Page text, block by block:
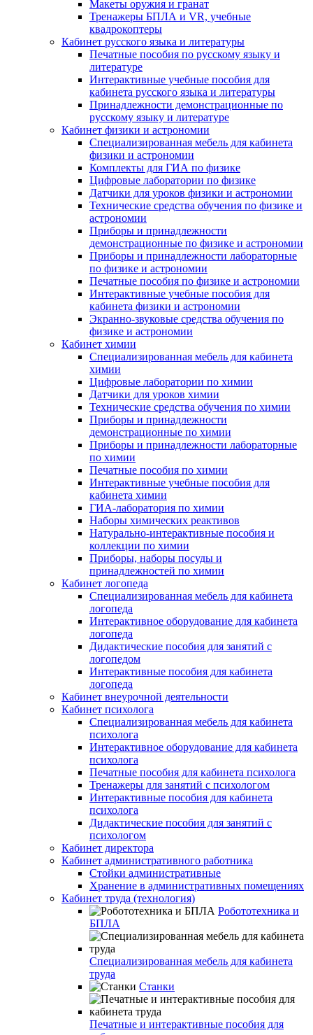
Макеты оружия и гранат
Тренажеры БПЛА и VR, учебные
квадрокоптеры
Кабинет русского языка и литературы
Печатные пособия по русскому языку и
литературе
Интерактивные учебные пособия для
кабинета русского языка и литературы
Принадлежности демонстрационные по
русскому языку и литературе
Кабинет физики и астрономии
Специализированная мебель для кабинета
физики и астрономии
Комплекты для ГИА по физике
Цифровые лаборатории по физике
Датчики для уроков физики и астрономии
Технические средства обучения по физике и
астрономии
Приборы и принадлежности
демонстрационные по физике и астрономии
Приборы и принадлежности лабораторные
по физике и астрономии
Печатные пособия по физике и астрономии
Интерактивные учебные пособия для
кабинета физики и астрономии
Экранно-звуковые средства обучения по
физике и астрономии
Кабинет химии
Специализированная мебель для кабинета
химии
Цифровые лаборатории по химии
Датчики для уроков химии
Технические средства обучения по химии
Приборы и принадлежности
демонстрационные по химии
Приборы и принадлежности лабораторные
по химии
Печатные пособия по химии
Интерактивные учебные пособия для
кабинета химии
ГИА-лаборатория по химии
Наборы химических реактивов
Натурально-интерактивные пособия и
коллекции по химии
Приборы, наборы посуды и
принадлежностей по химии
Кабинет логопеда
Специализированная мебель для кабинета
логопеда
Интерактивное оборудование для кабинета
логопеда
Дидактические пособия для занятий с
логопедом
Интерактивные пособия для кабинета
логопеда
Кабинет внеурочной деятельности
Кабинет психолога
Специализированная мебель для кабинета
психолога
Интерактивное оборудование для кабинета
психолога
Печатные пособия для кабинета психолога
Тренажеры для занятий с психологом
Интерактивные пособия для кабинета
психолога
Дидактические пособия для занятий с
психологом
Кабинет директора
Кабинет административного работника
Стойки административные
Хранение в административных помещениях
Кабинет труда (технология)
Робототехника и
БПЛА
Специализированная мебель для кабинета
труда
Станки
Печатные и интерактивные пособия для